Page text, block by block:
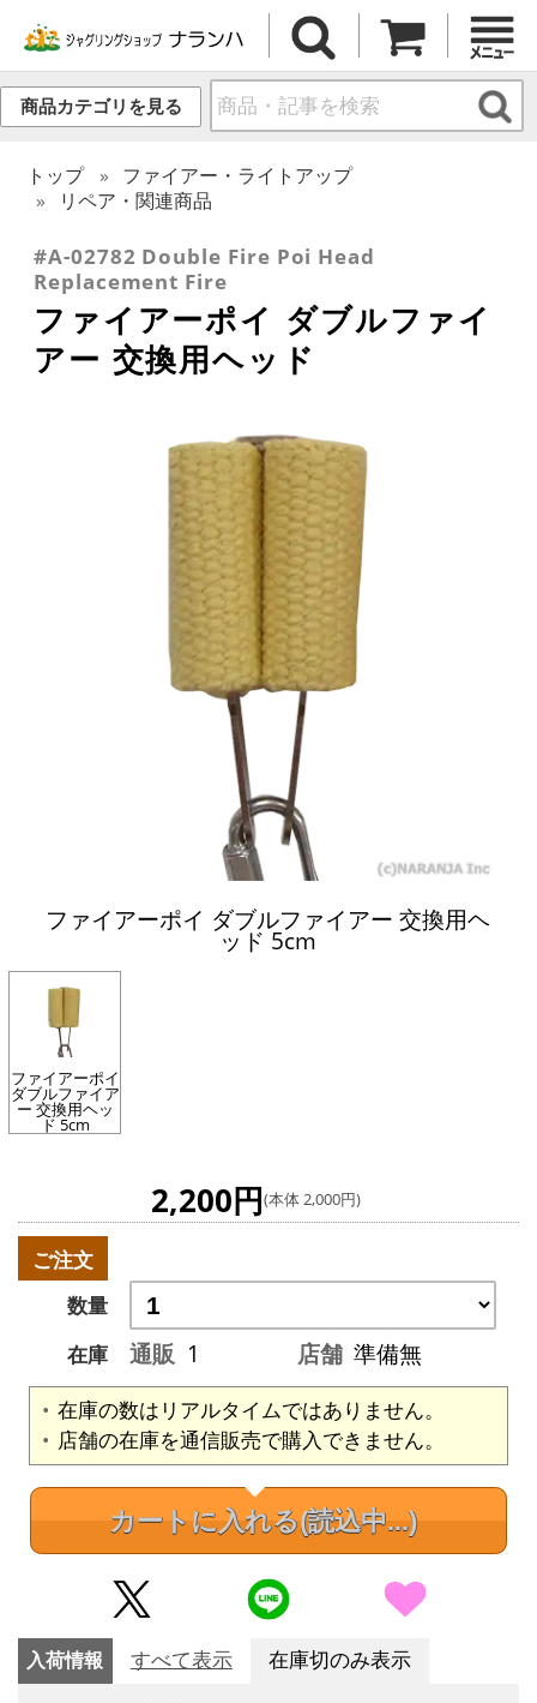
商品カテゴリを見る
トップ
ファイアー・ライトアップ
リペア・関連商品
#A-02782 Double Fire Poi Head
Replacement Fire
ファイアーポイ ダブルファイ
アー 交換用ヘッド
ファイアーポイ ダブルファイアー 交換用ヘ
ッド 5cm
ファイアーポイ
ダブルファイア
ー 交換用ヘッ
ド 5cm
2,200円(本体 2,000円)
ご注文
数量
在庫
通販 1 店舗 準備無
在庫の数はリアルタイムではありません。
店舗の在庫を通信販売で購入できません。
カートに入れる(読込中...)
入荷情報 すべて表示 在庫切のみ表示